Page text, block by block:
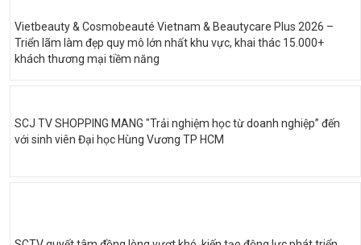
Vietbeauty & Cosmobeauté Vietnam & Beautycare Plus 2026 –
Triển lãm làm đẹp quy mô lớn nhất khu vực, khai thác 15.000+
khách thương mại tiềm năng
SCJ TV SHOPPING MANG "Trải nghiệm học từ doanh nghiệp” đến
với sinh viên Đại học Hùng Vương TP HCM